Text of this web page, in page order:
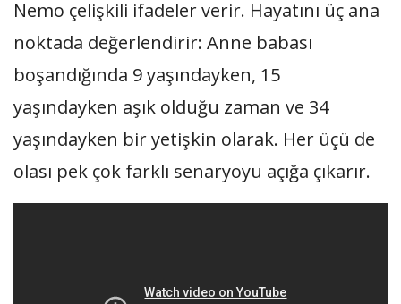
Nemo çelişkili ifadeler verir. Hayatını üç ana
noktada değerlendirir: Anne babası
boşandığında 9 yaşındayken, 15
yaşındayken aşık olduğu zaman ve 34
yaşındayken bir yetişkin olarak. Her üçü de
olası pek çok farklı senaryoyu açığa çıkarır.